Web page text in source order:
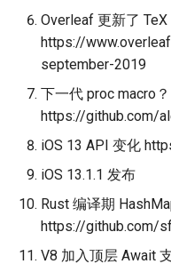
Overleaf 更新了
https://
september-2019
下一代 proc macro？
https://github.com/
iOS 13 API 变化
iOS 13.1.1 发布
Rust 编译期
https://github.com/
V8 加入顶层 Await